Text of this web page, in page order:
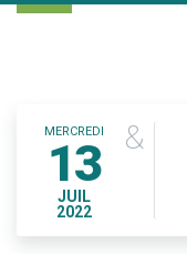
MERCREDI
13
JUIL
2022
&